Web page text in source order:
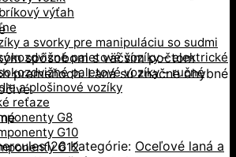
výťah
a svorky pre manipuláciu so sudmi
paletové vozíky – elektrické
paletové vozíky – ručné
a plošinové vozíky
reťaze
G8
G10
G12
spôsobom s väčším počtom
prameňoch. Laná sú značne ohybné
Kategórie: Oceľové laná a